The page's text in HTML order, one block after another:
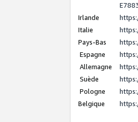
Irlande
Italie
Pays-Bas
Espagne
Allemagne
Suède
Pologne
Belgique